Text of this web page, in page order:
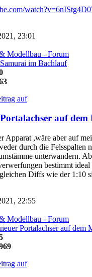
23:01
Modellbau - Forum
im Bachlauf
auf
auf
Apparat ,wäre aber auf
durch die Felsspalten
unterwandern.
bestimmt
Diffs wie der 1:10
22:55
Modellbau - Forum
Portalachser auf dem
auf